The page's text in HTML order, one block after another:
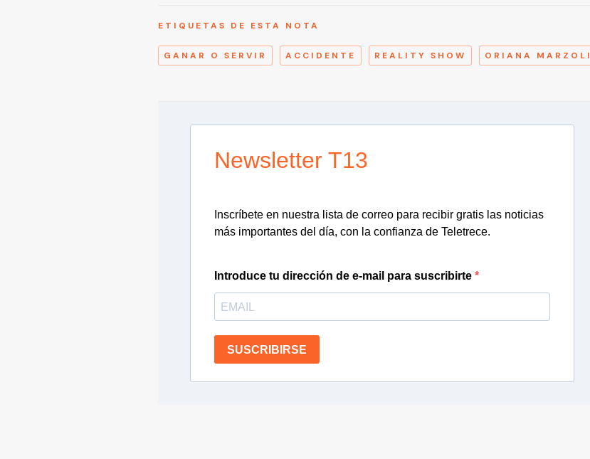
ETIQUETAS DE ESTA NOTA
GANAR O SERVIR ACCIDENTE REALITY SHOW ORIANA MARZOLI
Newsletter T13
Inscríbete en nuestra lista de correo para recibir gratis las noticias
más importantes del día, con la confianza de Teletrece.
Introduce tu dirección de e-mail para suscribirte
SUSCRIBIRSE